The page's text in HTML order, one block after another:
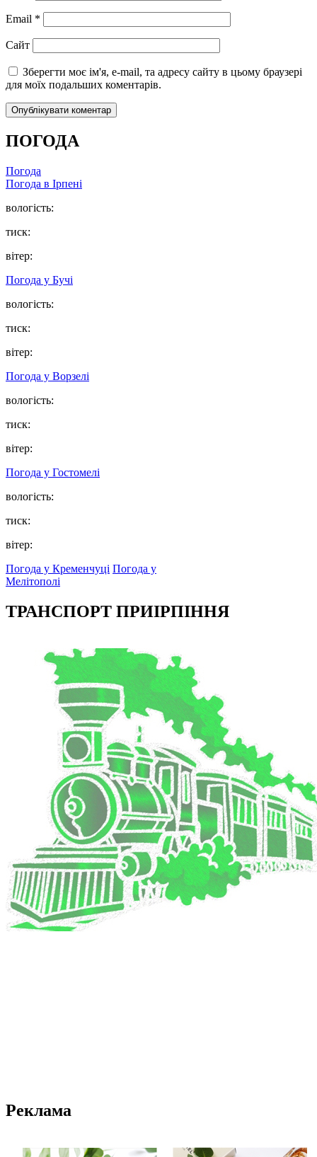
Email *
Сайт
Зберегти моє ім'я, e-mail, та адресу сайту в цьому браузері
для моїх подальших коментарів.
ПОГОДА
Погода
Погода в Ірпені
вологість:
тиск:
вітер:
Погода у Бучі
вологість:
тиск:
вітер:
Погода у Ворзелі
вологість:
тиск:
вітер:
Погода у Гостомелі
вологість:
тиск:
вітер:
Погода у Кременчуці Погода у
Мелітополі
ТРАНСПОРТ ПРИІРПІННЯ
Реклама